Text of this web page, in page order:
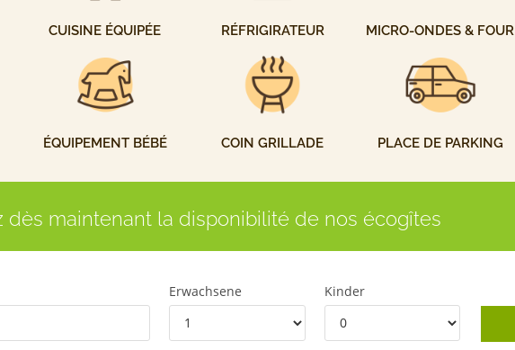
CUISINE ÉQUIPÉE RÉFRIGIRATEUR MICRO-ONDES & FOUR
ÉQUIPEMENT BÉBÉ COIN GRILLADE PLACE DE PARKING
dès maintenant la disponibilité de nos écogîtes
Erwachsene Kinder